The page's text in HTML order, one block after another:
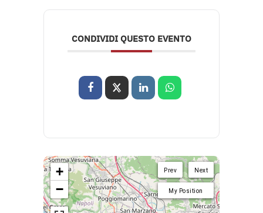
CONDIVIDI QUESTO EVENTO
Next
Prev
My Position
+
−